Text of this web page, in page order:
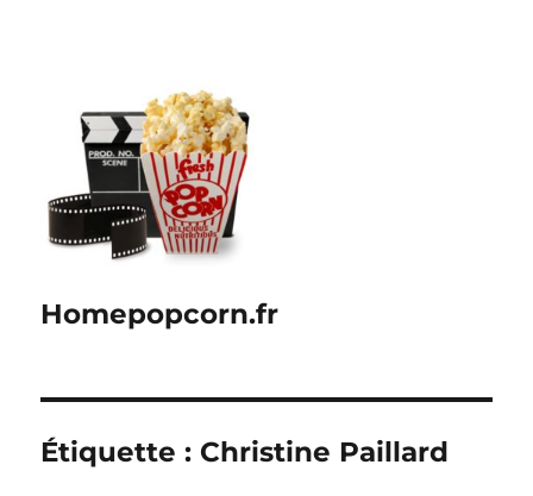
Homepopcorn.fr
Étiquette : Christine Paillard